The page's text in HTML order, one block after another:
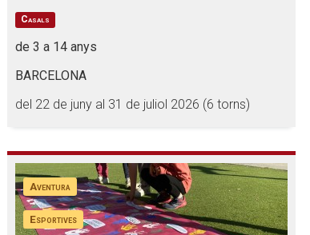
Casals
de 3 a 14 anys
BARCELONA
del 22 de juny al 31 de juliol 2026 (6 torns)
Aventura
Esportives